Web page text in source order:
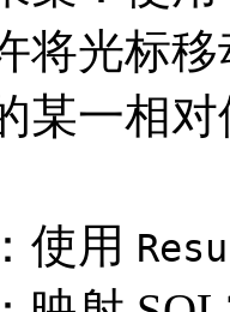
将光标
某一相对
使用